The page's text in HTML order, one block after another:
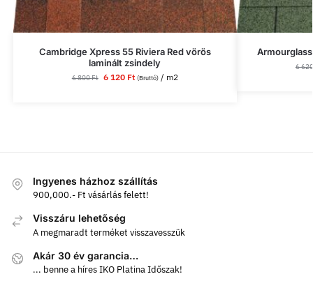
Cambridge Xpress 55 Riviera Red vörös
laminált zsindely
6 800Ft 6 120 Ft (Bruttó)/ m2
6
Ingyenes házhoz szállítás
900,000.- Ft vásárlás felett!
Visszáru lehetőség
A megmaradt terméket visszavesszük
Akár 30 év garancia…
... benne a híres IKO Platina Időszak!